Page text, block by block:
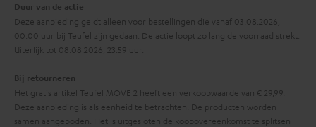
Duur van de actie
Deze aanbieding geldt alleen voor bestellingen die vanaf 03.08.2026,
00:00 uur bij Teufel zijn gedaan. De actie loopt zo lang de voorraad strekt.
Uiterlijk tot 08.08.2026, 23:59 uur.
Bij retourneren
Het gratis artikel Teufel MOVE 2 heeft een verkoopwaarde van € 29,99.
Deze aanbieding is als eenheid te betrachten. De producten worden
samen aangeboden. Het is uitgesloten de koopovereenkomst te splitsen